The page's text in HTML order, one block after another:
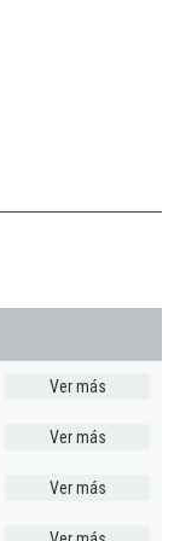
Ver más
Ver más
Ver más